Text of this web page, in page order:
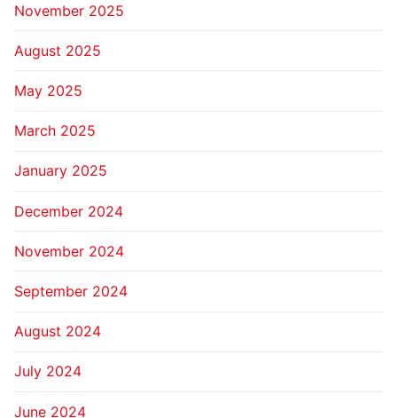
November 2025
August 2025
May 2025
March 2025
January 2025
December 2024
November 2024
September 2024
August 2024
July 2024
June 2024